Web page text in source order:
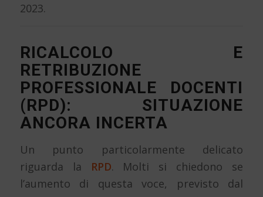
2023.
RICALCOLO E
RETRIBUZIONE
PROFESSIONALE DOCENTI
(RPD): SITUAZIONE
ANCORA INCERTA
Un punto particolarmente delicato
riguarda la
RPD. Molti si chiedono se
l’aumento di questa voce, previsto dal